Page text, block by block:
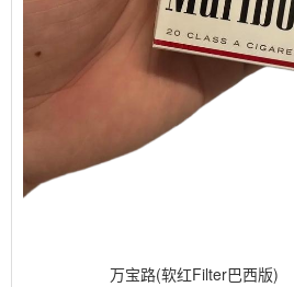
万宝路(软红Filter巴西版)